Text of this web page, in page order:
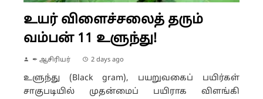
உயர் விளைச்சலைத் தரும்
வம்பன் 11 உளுந்து!
✒ ஆசிரியர் 2 days ago
உளுந்து (Black gram), பயறுவகைப் பயிர்கள்
சாகுபடியில் முதன்மைப் பயிராக விளங்கி